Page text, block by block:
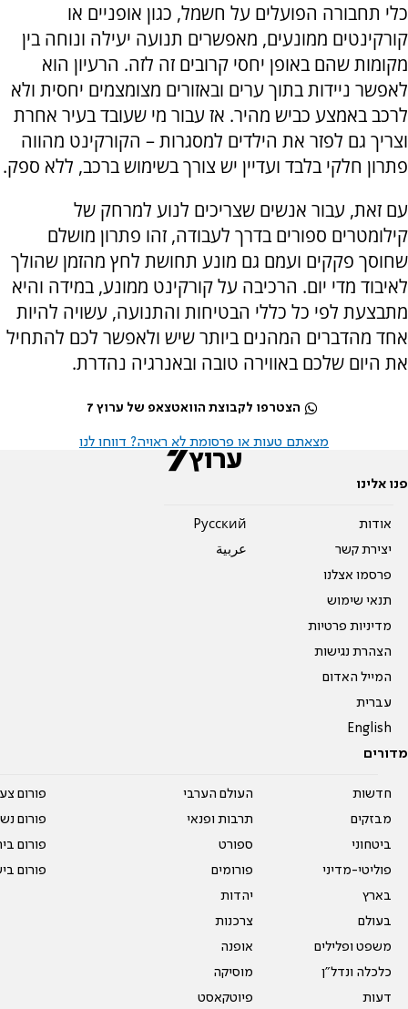
כלי תחבורה הפועלים על חשמל, כגון אופניים או
קורקינטים ממונעים, מאפשרים תנועה יעילה ונוחה בין
מקומות שהם באופן יחסי קרובים זה לזה. הרעיון הוא
לאפשר ניידות בתוך ערים ובאזורים מצומצמים יחסית ולא
לרכב באמצע כביש מהיר. אז עבור מי שעובד בעיר אחרת
וצריך גם לפזר את הילדים למסגרות – הקורקינט מהווה
פתרון חלקי בלבד ועדיין יש צורך בשימוש ברכב, ללא ספק.
עם זאת, עבור אנשים שצריכים לנוע למרחק של
קילומטרים ספורים בדרך לעבודה, זהו פתרון מושלם
שחוסך פקקים ועמם גם מונע תחושת לחץ מהזמן שהולך
לאיבוד מדי יום. הרכיבה על קורקינט ממונע, במידה והיא
מתבצעת לפי כל כללי הבטיחות והתנועה, עשויה להיות
אחד מהדברים המהנים ביותר שיש ולאפשר לכם להתחיל
את היום שלכם באווירה טובה ובאנרגיה נהדרת.
הצטרפו לקבוצת הוואטצאפ של ערוץ 7
מצאתם טעות או פרסומת לא ראויה? דווחו לנו
פנו אלינו
אודות
יצירת קשר
פרסמו אצלנו
תנאי שימוש
מדיניות פרטיות
הצהרת נגישות
המייל האדום
עברית
English
Pусский
عربية
מדורים
חדשות
מבזקים
ביטחוני
פוליטי-מדיני
בארץ
בעולם
משפט ופלילים
כלכלה ונדל"ן
דעות
העולם הערבי
תרבות ופנאי
ספורט
פורומים
יהדות
צרכנות
אופנה
מוסיקה
פיוטקאסט
פורום
פורום
פורום
פורום